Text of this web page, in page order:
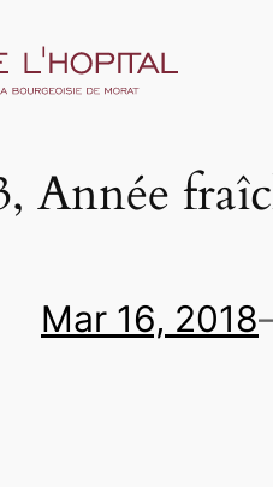
Année
Mar 16, 2018